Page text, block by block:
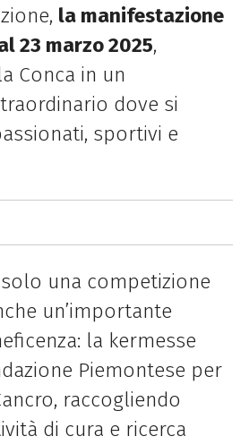
la manifestazione
23 marzo 2025,
Conca in un
dove si
sportivi e
solo una competizione
un’importante
la kermesse
Piemontese per
raccogliendo
di cura e ricerca